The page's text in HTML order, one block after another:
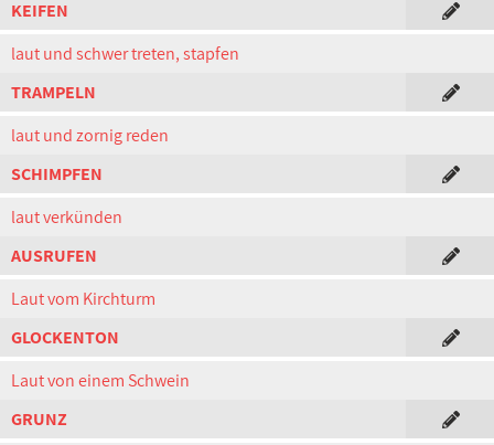
KEIFEN
laut und schwer treten, stapfen
TRAMPELN
laut und zornig reden
SCHIMPFEN
laut verkünden
AUSRUFEN
Laut vom Kirchturm
GLOCKENTON
Laut von einem Schwein
GRUNZ